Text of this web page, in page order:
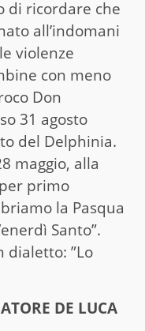
di ricordare che
all’indomani
violenze
con meno
Don
31 agosto
del Delphinia.
maggio, alla
primo
la Pasqua
Santo”.
dialetto: ”Lo
DE LUCA